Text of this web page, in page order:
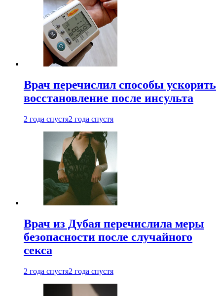
Врач перечислил способы ускорить
восстановление после инсульта
2 года спустя2 года спустя
Врач из Дубая перечислила меры
безопасности после случайного
секса
2 года спустя2 года спустя